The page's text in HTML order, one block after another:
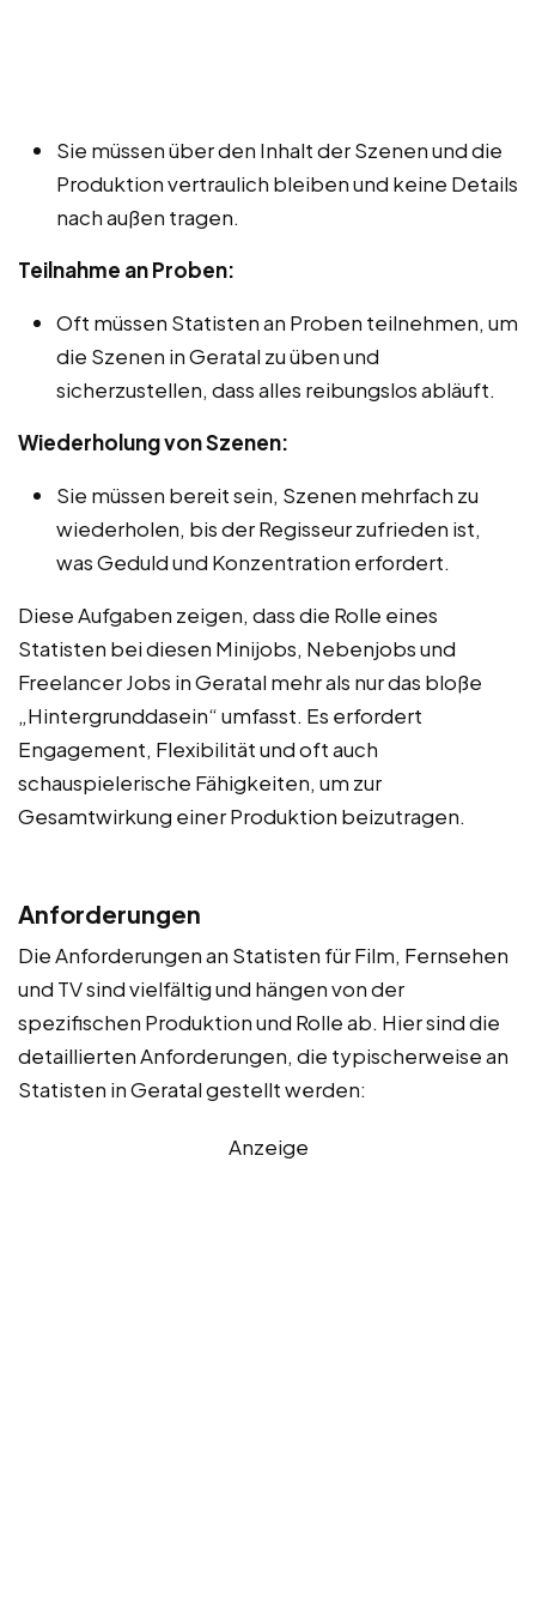
Sie müssen über den Inhalt der Szenen und die
Produktion vertraulich bleiben und keine Details
nach außen tragen.
Teilnahme an Proben:
Oft müssen Statisten an Proben teilnehmen, um
die Szenen in Geratal zu üben und
sicherzustellen, dass alles reibungslos abläuft.
Wiederholung von Szenen:
Sie müssen bereit sein, Szenen mehrfach zu
wiederholen, bis der Regisseur zufrieden ist,
was Geduld und Konzentration erfordert.
Diese Aufgaben zeigen, dass die Rolle eines
Statisten bei diesen Minijobs, Nebenjobs und
Freelancer Jobs in Geratal mehr als nur das bloße
„Hintergrunddasein“ umfasst. Es erfordert
Engagement, Flexibilität und oft auch
schauspielerische Fähigkeiten, um zur
Gesamtwirkung einer Produktion beizutragen.
Anforderungen
Die Anforderungen an Statisten für Film, Fernsehen
und TV sind vielfältig und hängen von der
spezifischen Produktion und Rolle ab. Hier sind die
detaillierten Anforderungen, die typischerweise an
Statisten in Geratal gestellt werden:
Anzeige